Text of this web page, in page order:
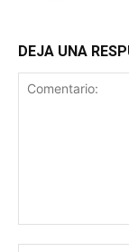
DEJA UNA